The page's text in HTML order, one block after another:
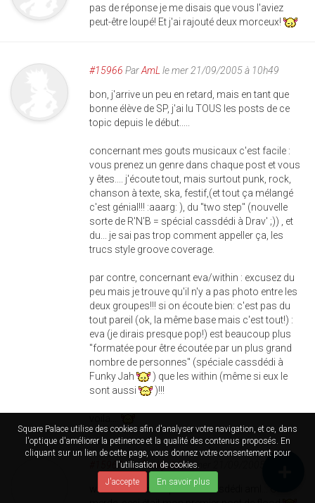
Square Palace utilise des cookies afin d'analyser votre navigation, et ce, dans
l'optique d'améliorer la petinence et la qualité des contenus proposés. En
cliquant sur un lien de cette page, vous donnez votre consentement pour
l'utilisation de cookies.
J'accepte
En savoir plus
pas de réponse je me disais que vous l'aviez
peut-être loupé! Et j'ai rajouté deux morceux!
#15966 ParAmL le mer 21/09/2005 à 10h49
bon, j'arrive un peu en retard, mais en tant que
bonne élève de SP, j'ai lu TOUS les posts de ce
topic depuis le début.....
concernant mes gouts musicaux c'est facile :
vous prenez un genre dans chaque post et vous
y êtes.... j'écoute tout, mais surtout punk, rock,
chanson à texte, ska, festif,(et tout ça mélangé
c'est génial!!! :aaarg: ), du "two step" (nouvelle
sorte de R'N'B = spécial cassdédi à Drav' ;)) , et
du... je sai pas trop comment appeller ça, les
trucs style groove coverage.
par contre, concernant eva/within : excusez du
peu mais je trouve qu'il n'y a pas photo entre les
deux groupes!!! si on écoute bien: c'est pas du
tout pareil (ok, la même base mais c'est tout!) :
eva (je dirais presque pop!) est beaucoup plus
"formatée pour être écoutée par un plus grand
nombre de personnes" (spéciale cassdédi à
Funky Jah
) que les within (même si eux le
sont aussi
)!!!
#15967ParFunky Jahle mer 21/09/2005 à 14h17
wesh wesh cimer pour la cassdédi aml... Oh